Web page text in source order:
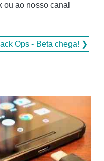
ao nosso canal
Ops - Beta chega! ❯